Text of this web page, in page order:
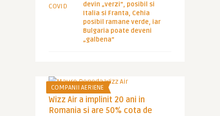
devin „verzi”, posibil si
Italia si Franta, Cehia
posibil ramane verde, iar
Bulgaria poate deveni
„galbena”
COMPANII AERIENE
Wizz Air a implinit 20 ani in
Romania si are 50% cota de